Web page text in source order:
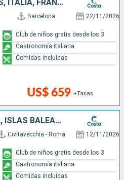
ESPAÑA, ISLAS BALEARES, ITALIA, FRANCIA
Barcelona 22/11/2026
US$ 659 +Tasas
Club de niños gratis desde los 3
Gastronomía italiana
Comidas incluidas
ITALIA, FRANCIA, ESPAÑA, ISLAS BALEARES
Civitavecchia - Roma 12/11/2026
Club de niños gratis desde los 3
Gastronomía italiana
Comidas incluidas